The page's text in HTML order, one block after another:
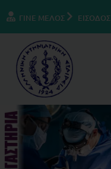
ΓΙΝΕ ΜΕΛΟΣ ΕΙΣΟΔΟΣ